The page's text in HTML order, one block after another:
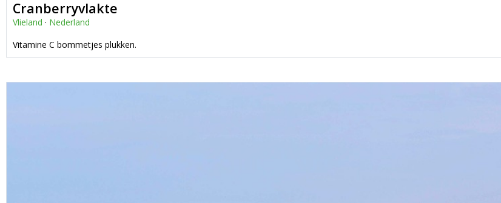
Cranberryvlakte
Vlieland · Nederland
Vitamine C bommetjes plukken.